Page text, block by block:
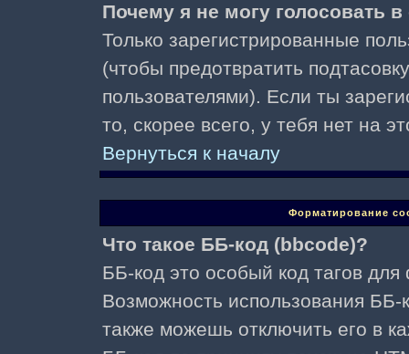
Почему я не могу голосовать
Только зарегистрированные
(чтобы предотвратить
пользователями). Если ты
то, скорее всего, у тебя нет на
Вернуться к началу
Форматирование
Что такое ББ-код (bbcode)?
ББ-код это особый код тагов
Возможность использования
также можешь отключить его в